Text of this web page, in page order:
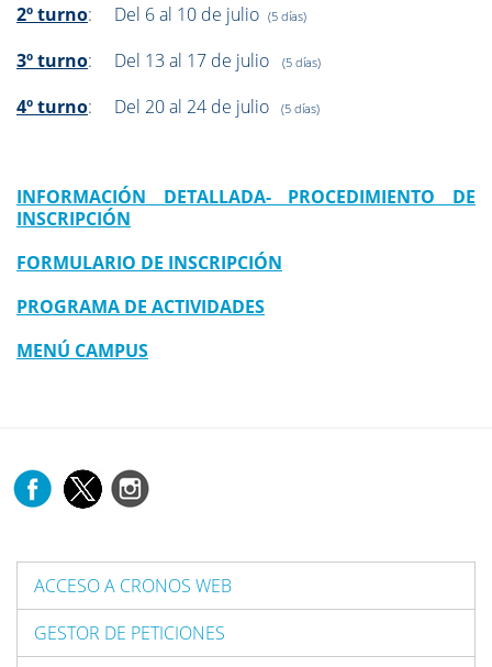
2º turno: Del 6 al 10 de julio (5 días)
3º turno: Del 13 al 17 de julio (5 días)
4º turno: Del 20 al 24 de julio (5 días)
INFORMACIÓN DETALLADA- PROCEDIMIENTO DE
INSCRIPCIÓN
FORMULARIO DE INSCRIPCIÓN
PROGRAMA DE ACTIVIDADES
MENÚ CAMPUS
ACCESO A CRONOS WEB
GESTOR DE PETICIONES